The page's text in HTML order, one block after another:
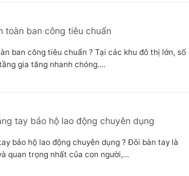
toàn ban công tiêu chuẩn
ban công tiêu chuẩn ? Tại các khu đô thị lớn, số
gia tăng nhanh chóng....
tay bảo hộ lao động chuyên dụng
bảo hộ lao động chuyên dụng ? Đôi bàn tay là
quan trọng nhất của con người,...